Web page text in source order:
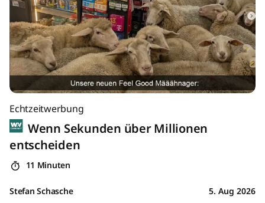
Echtzeitwerbung
Wenn Sekunden über Millionen
entscheiden
11 Minuten
Stefan Schasche 5. Aug 2026